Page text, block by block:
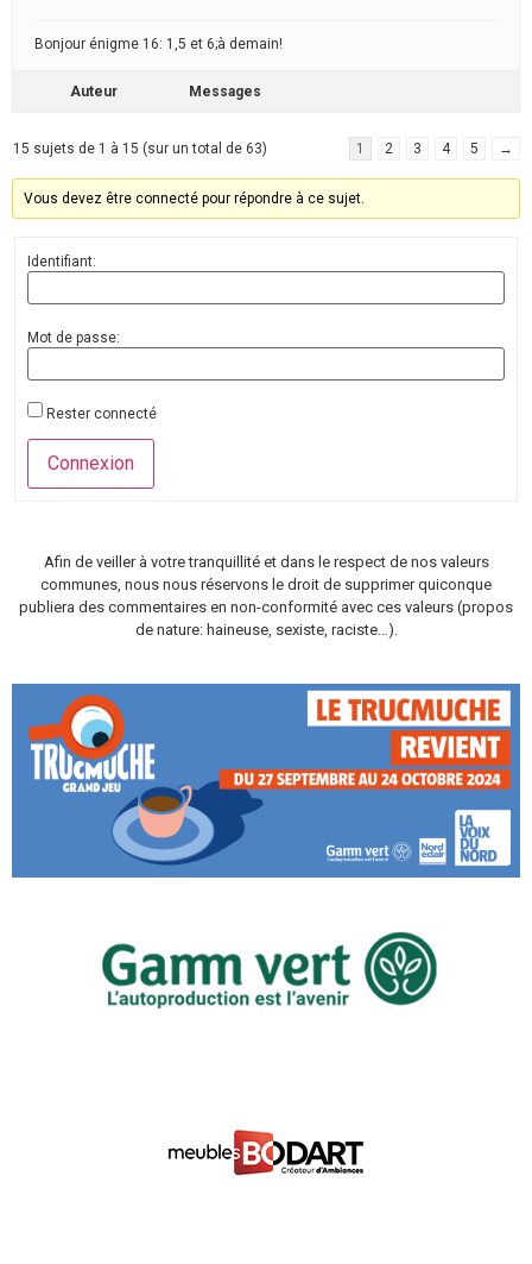
Bonjour énigme 16: 1,5 et 6;à demain!
Auteur Messages
15 sujets de 1 à 15 (sur un total de 63) 1 2 3 4 5 →
Vous devez être connecté pour répondre à ce sujet.
Identifiant:
Mot de passe:
Rester connecté
Connexion
Afin de veiller à votre tranquillité et dans le respect de nos valeurs
communes, nous nous réservons le droit de supprimer quiconque
publiera des commentaires en non-conformité avec ces valeurs (propos
de nature: haineuse, sexiste, raciste…).